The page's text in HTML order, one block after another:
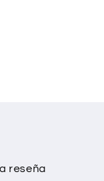
reseña